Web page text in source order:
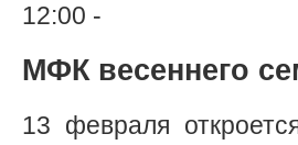
12:00 -
МФК весеннего
13 февраля